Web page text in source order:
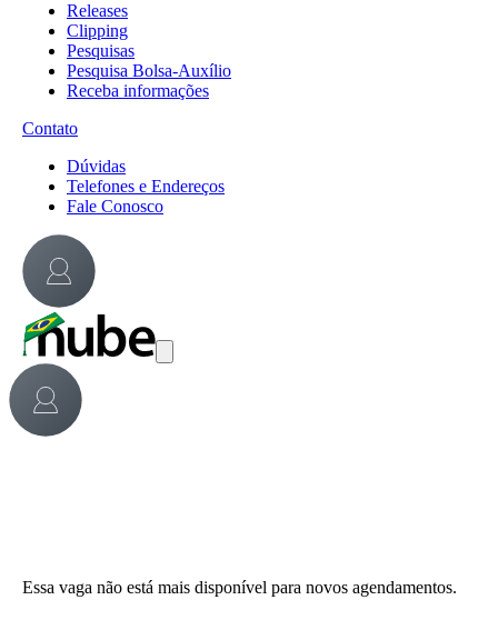
Releases
Clipping
Pesquisas
Pesquisa Bolsa-Auxílio
Receba informações
Contato
Dúvidas
Telefones e Endereços
Fale Conosco
Essa vaga não está mais disponível para novos agendamentos.